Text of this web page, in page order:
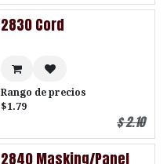
2830 Cord
Rango de precios
$1.79
$2.10
2840 Masking/Panel